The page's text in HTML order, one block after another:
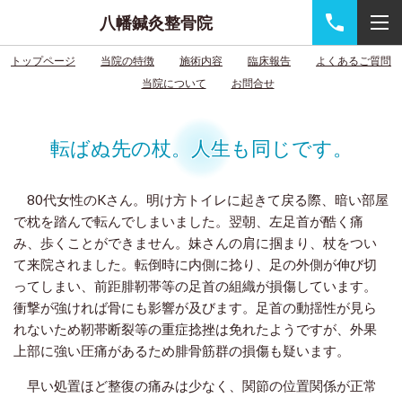
八幡鍼灸整骨院
トップページ 当院の特徴 施術内容 臨床報告
よくあるご質問
当院について
お問合せ
転ばぬ先の杖。人生も同じです。
80代女性のKさん。明け方トイレに起きて戻る際、暗い部屋
で枕を踏んで転んでしまいました。翌朝、左足首が酷く痛
み、歩くことができません。妹さんの肩に掴まり、杖をつい
て来院されました。転倒時に内側に捻り、足の外側が伸び切
ってしまい、前距腓靭帯等の足首の組織が損傷しています。
衝撃が強ければ骨にも影響が及びます。足首の動揺性が見ら
れないため靭帯断裂等の重症捻挫は免れたようですが、外果
上部に強い圧痛があるため腓骨筋群の損傷も疑います。
早い処置ほど整復の痛みは少なく、関節の位置関係が正常